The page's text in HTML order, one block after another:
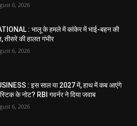
6, 2026
: भालू के हमले में कांकेर में भाई-बहन की
तीसरे की हालत गंभीर
6, 2026
: इस साल या 2027 में, हाथ में कब आएंगे
के नोट? RBI गवर्नर ने दिया जवाब
6, 2026